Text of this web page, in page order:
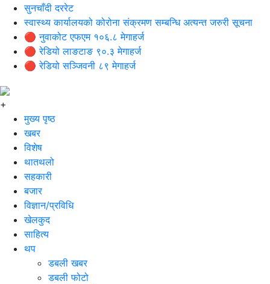
सुनचाँदी दररेट
स्वास्थ्य कार्यालयको कोरोना संक्रमण सम्बन्धि अत्यन्त जरुरी सूचना
🔴 नुवाकोट एफएम १०६.८ मेगाहर्ज
🔴 रेडियो लाङटाङ ९०.३ मेगाहर्ज
🔴 रेडियो सञ्जिवनी ८९ मेगाहर्ज
+
मुख्य पृष्ठ
खबर
विशेष
थातथलो
सहकारी
बजार
विज्ञान/प्रविधि
खेलकुद
साहित्य
थप
डबली खबर
डबली फोटो